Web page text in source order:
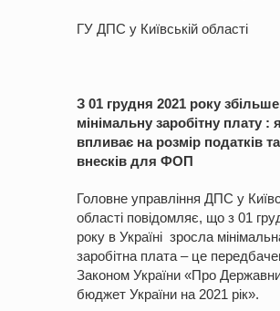
ГУ ДПС у Київській області
З 01 грудня 2021 року
мінімальну заробітну плату :
впливає на розмір податків та
внесків для ФОП
Головне управління ДПС у
області повідомляє, що з 01
року в Україні зросла
заробітна плата – це
Законом України «Про
бюджет України на 2021 рік».